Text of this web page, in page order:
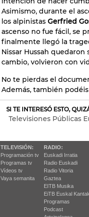
Asimismo, durante el
los alpinistas Gerfried
ascenso no fue fácil, se
finalmente llegó la
Nissar Hussah quedaron
cambio, volvieron con
No te pierdas el
Además, también
SI TE INTERESÓ ESTO,
Televisiones Públicas
TELEVISIÓN:
Programación tv
Programas tv
Vídeos tv
Vaya semanita
RADIO:
Euskadi Irratia
Radio Euskadi
Radio Vitoria
Gaztea
EITB Musika
EiTB Euskal Kantak
Programas
Podcast